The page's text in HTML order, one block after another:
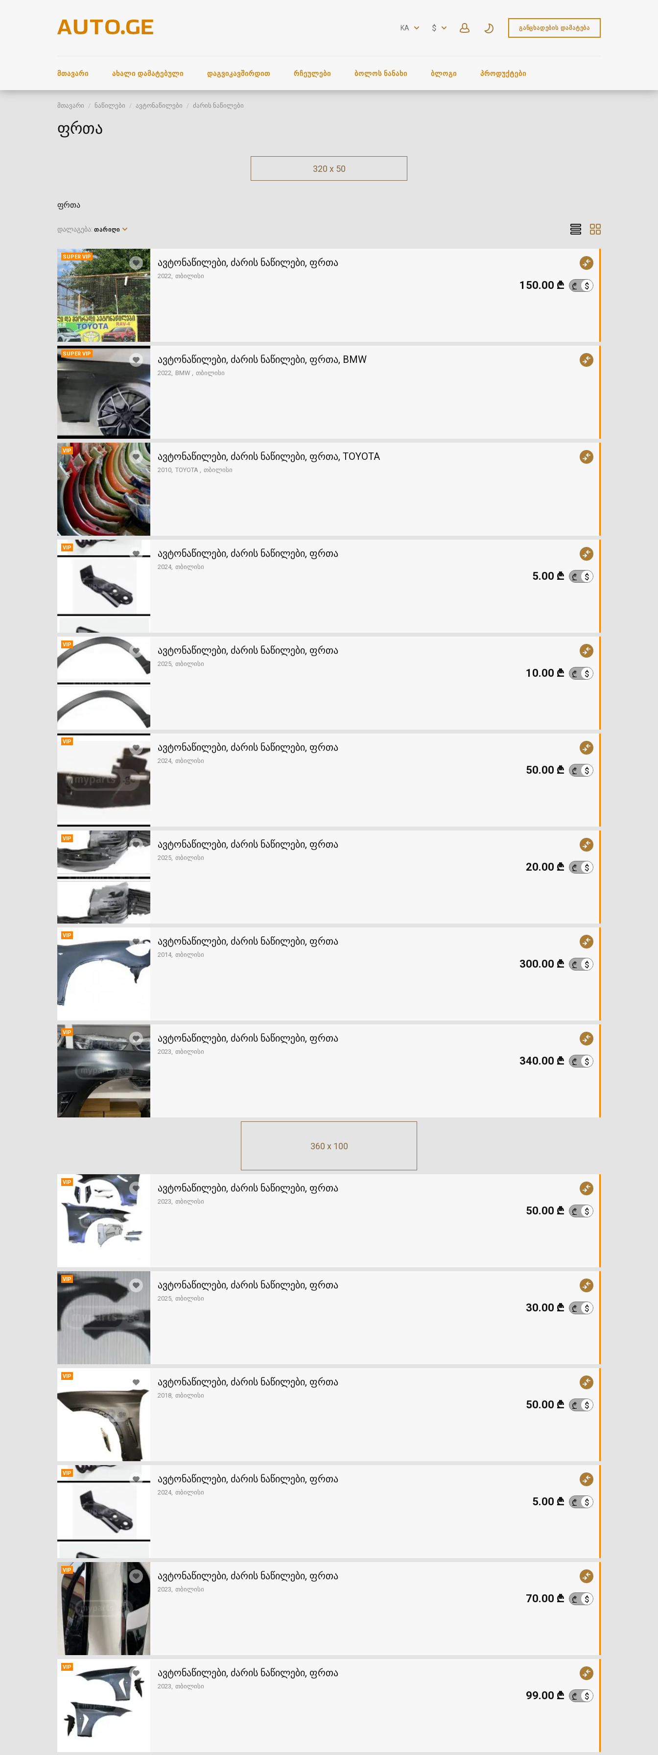
KA $ ᲒᲐᲜᲪᲮᲐᲓᲔᲑᲘᲡ ᲓᲐᲛᲐᲢᲔᲑᲐ
ᲛᲗᲐᲕᲐᲠᲘ ᲐᲮᲐᲚᲘ ᲓᲐᲛᲐᲢᲔᲑᲣᲚᲘ ᲓᲐᲒᲕᲘᲙᲐᲕᲨᲘᲠᲓᲘᲗ ᲠᲩᲔᲣᲚᲔᲑᲘ ᲑᲝᲚᲝᲡ ᲜᲐᲜᲐᲮᲘ ᲑᲚᲝᲒᲘ ᲞᲠᲝᲓᲣᲥᲢᲔᲑᲘ
მთავარი ნაწილები ავტონაწილები ძარის ნაწილები
ფრთა
320 x 50
ფრთა
დალაგება: ᲗᲐᲠᲘᲦᲘ
SUPER VIP ავტონაწილები, ძარის ნაწილები, ფრთა
2022 თბილისი
150.00 ₾ ₾ $
SUPER VIP ავტონაწილები, ძარის ნაწილები, ფრთა, BMW
2022 BMW თბილისი
VIP ავტონაწილები, ძარის ნაწილები, ფრთა, TOYOTA
2010 TOYOTA თბილისი
VIP ავტონაწილები, ძარის ნაწილები, ფრთა
2024 თბილისი
5.00 ₾ ₾ $
VIP ავტონაწილები, ძარის ნაწილები, ფრთა
2025 თბილისი
10.00 ₾ ₾ $
VIP ავტონაწილები, ძარის ნაწილები, ფრთა
2024 თბილისი
50.00 ₾ ₾ $
VIP ავტონაწილები, ძარის ნაწილები, ფრთა
2025 თბილისი
20.00 ₾ ₾ $
VIP ავტონაწილები, ძარის ნაწილები, ფრთა
2014 თბილისი
300.00 ₾ ₾ $
VIP ავტონაწილები, ძარის ნაწილები, ფრთა
2023 თბილისი
340.00 ₾ ₾ $
360 x 100
VIP ავტონაწილები, ძარის ნაწილები, ფრთა
2023 თბილისი
50.00 ₾ ₾ $
VIP ავტონაწილები, ძარის ნაწილები, ფრთა
2025 თბილისი
30.00 ₾ ₾ $
VIP ავტონაწილები, ძარის ნაწილები, ფრთა
2018 თბილისი
50.00 ₾ ₾ $
VIP ავტონაწილები, ძარის ნაწილები, ფრთა
2024 თბილისი
5.00 ₾ ₾ $
VIP ავტონაწილები, ძარის ნაწილები, ფრთა
2023 თბილისი
70.00 ₾ ₾ $
VIP ავტონაწილები, ძარის ნაწილები, ფრთა
2023 თბილისი
99.00 ₾ ₾ $